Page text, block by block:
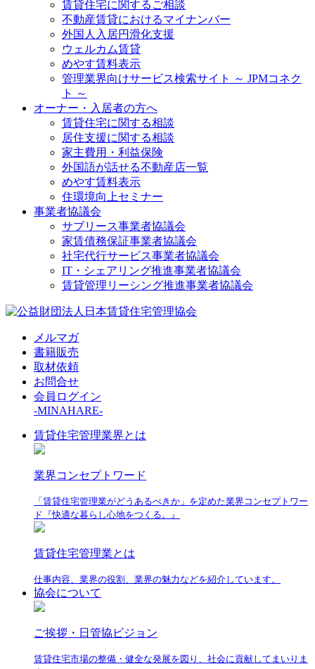
賃貸住宅に関するご相談
不動産賃貸におけるマイナンバー
外国人入居円滑化支援
ウェルカム賃貸
めやす賃料表示
管理業界向けサービス検索サイト ～ JPMコネク
ト ～
オーナー・入居者の方へ
賃貸住宅に関する相談
居住支援に関する相談
家主費用・利益保険
外国語が話せる不動産店一覧
めやす賃料表示
住環境向上セミナー
事業者協議会
サブリース事業者協議会
家賃債務保証事業者協議会
社宅代行サービス事業者協議会
IT・シェアリング推進事業者協議会
賃貸管理リーシング推進事業者協議会
メルマガ
書籍販売
取材依頼
お問合せ
会員ログイン
-MINAHARE-
賃貸住宅管理業界とは
業界コンセプトワード
「賃貸住宅管理業がどうあるべきか」を定めた業界コンセプトワー
ド『快適な暮らし心地をつくる。』
賃貸住宅管理業とは
仕事内容、業界の役割、業界の魅力などを紹介しています。
協会について
ご挨拶・日管協ビジョン
賃貸住宅市場の整備・健全な発展を図り、社会に貢献してまいりま